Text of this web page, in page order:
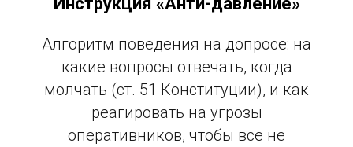
Алгоритм поведения на допросе: на
какие вопросы отвечать, когда
молчать (ст. 51 Конституции), и как
реагировать на угрозы
оперативников, чтобы все не